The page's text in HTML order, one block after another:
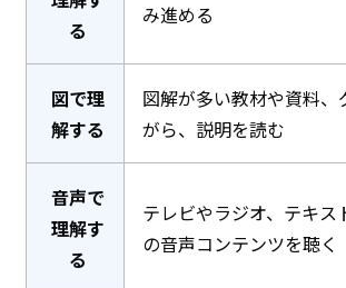
る
み進める
図で理
解する
図解が多い教材や資料、
がら、説明を読む
音声で
理解す
る
テレビやラジオ、テキス
の音声コンテンツを聴く